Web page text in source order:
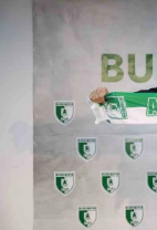
ÇEVRE
Dış
Dünya
EĞİTİM